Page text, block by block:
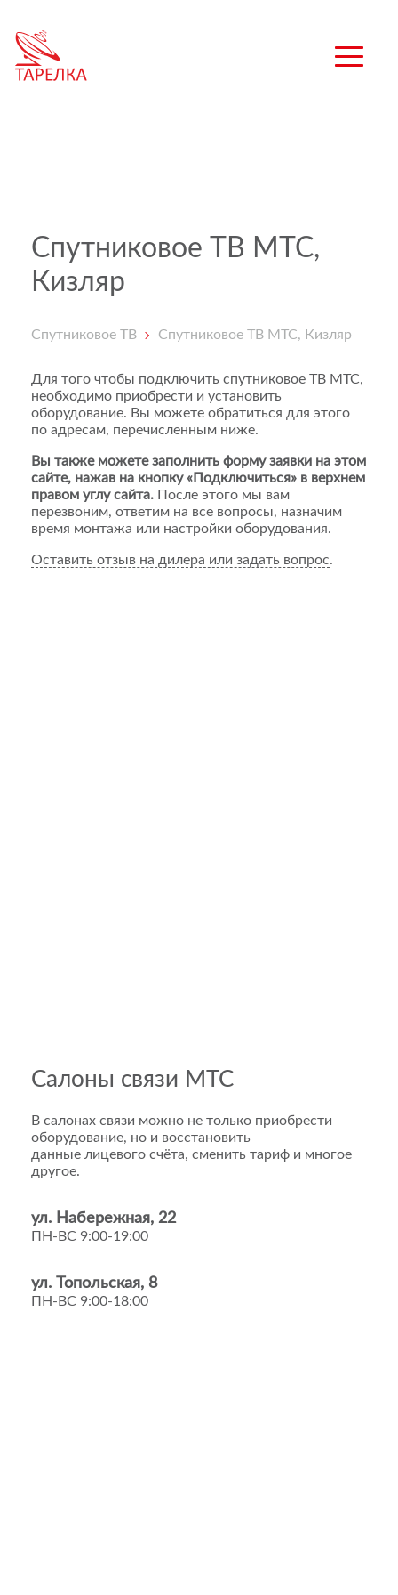
Спутниковое ТВ МТС,
Кизляр
Спутниковое ТВ Спутниковое ТВ МТС, Кизляр
Для того чтобы подключить спутниковое ТВ МТС,
необходимо приобрести и установить
оборудование. Вы можете обратиться для этого
по адресам, перечисленным ниже.
Вы также можете заполнить форму заявки на этом
сайте, нажав на кнопку «Подключиться» в верхнем
правом углу сайта. После этого мы вам
перезвоним, ответим на все вопросы, назначим
время монтажа или настройки оборудования.
Оставить отзыв на дилера или задать вопрос.
Салоны связи МТС
В салонах связи можно не только приобрести
оборудование, но и восстановить
данные лицевого счёта, сменить тариф и многое
другое.
ул. Набережная, 22
ПН-ВС 9:00-19:00
ул. Топольская, 8
ПН-ВС 9:00-18:00